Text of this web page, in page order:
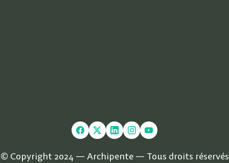
© Copyright 2024 — Archipente — Tous droits réservés